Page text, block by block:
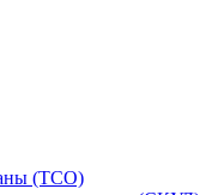
(ТСО)